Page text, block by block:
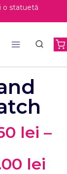
o statuetă
lei –
lei